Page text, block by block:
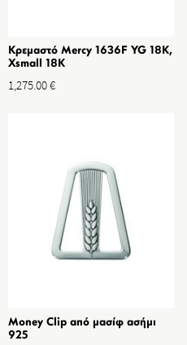
Κρεμαστό Mercy 1636F YG 18K,
Xsmall 18K
1,275.00€
Money Clip από μασίφ ασήμι
925